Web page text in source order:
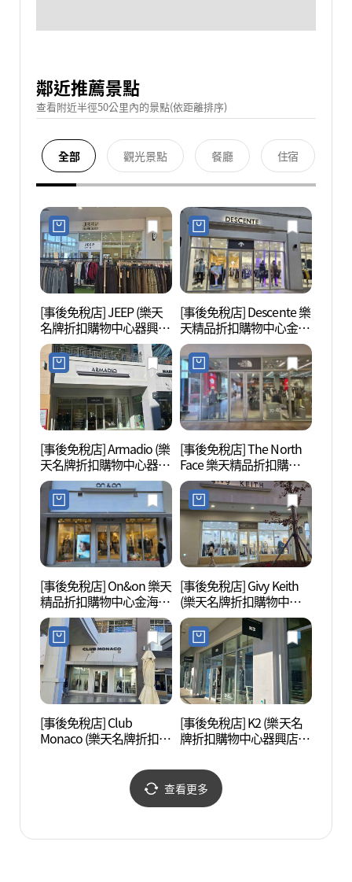
鄰近推薦景點
查看附近半徑50公里內的景點(依距離排序)
全部 觀光景點 餐廳 住宿
[事後免稅店] JEEP (樂天
名牌折扣購物中心器興
店)(지프 롯데프리미엄아
울렛 김해점)
[事後免稅店] Descente 樂
天精品折扣購物中心金海
店(데상트 롯데프리미엄
아울렛 김해점)
[事後免稅店] Armadio (樂
天名牌折扣購物中心器興
店)(아르마디오 롯데프리
미엄아울렛 김해점)
[事後免稅店] The North
Face 樂天精品折扣購物
中心金海店(노스페이스
롯데프리미엄아울렛 김
해점)
[事後免稅店] On&on 樂天
精品折扣購物中心金海店
(온앤온 롯데프리미엄아
울렛 김해점)
[事後免稅店] Givy Keith
(樂天名牌折扣購物中心
器興店)(기비앤키이스 롯
데프리미엄아울렛 김해
점)
[事後免稅店] Club
Monaco (樂天名牌折扣購
코 롯데프리미엄아울렛
[事後免稅店] K2 (樂天名
牌折扣購物中心器興店)
김해점)
查看更多